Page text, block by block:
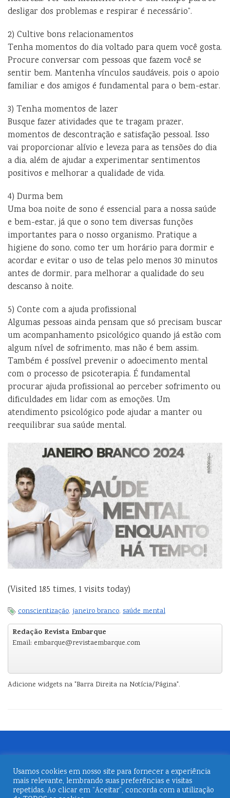
desligar dos problemas e respirar é necessário”.
2) Cultive bons relacionamentos
Tenha momentos do dia voltado para quem você gosta.
Procure conversar com pessoas que fazem você se
sentir bem. Mantenha vínculos saudáveis, pois o apoio
familiar e dos amigos é fundamental para o bem-estar.
3) Tenha momentos de lazer
Busque fazer atividades que te tragam prazer,
momentos de descontração e satisfação pessoal. Isso
vai proporcionar alívio e leveza para as tensões do dia
a dia, além de ajudar a experimentar sentimentos
positivos e melhorar a qualidade de vida.
4) Durma bem
Uma boa noite de sono é essencial para a nossa saúde
e bem-estar, já que o sono tem diversas funções
importantes para o nosso organismo. Pratique a
higiene do sono, como ter um horário para dormir e
acordar e evitar o uso de telas pelo menos 30 minutos
antes de dormir, para melhorar a qualidade do seu
descanso à noite.
5) Conte com a ajuda profissional
Algumas pessoas ainda pensam que só precisam buscar
um acompanhamento psicológico quando já estão com
algum nível de sofrimento, mas não é bem assim.
Também é possível prevenir o adoecimento mental
com o processo de psicoterapia. É fundamental
procurar ajuda profissional ao perceber sofrimento ou
dificuldades em lidar com as emoções. Um
atendimento psicológico pode ajudar a manter ou
reequilibrar sua saúde mental.
(Visited 185 times, 1 visits today)
conscientização,janeiro branco, saúde mental
Redação Revista Embarque
Email: embarque@revistaembarque.com
Adicione widgets na "Barra Direita na Notícia/Página".
Usamos cookies em nosso site para fornecer a experiência
mais relevante, lembrando suas preferências e visitas
repetidas. Ao clicar em “Aceitar”, concorda com a utilização